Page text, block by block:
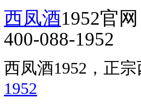
西凤酒1952官
400-088-1952
西凤酒1952，正
1952